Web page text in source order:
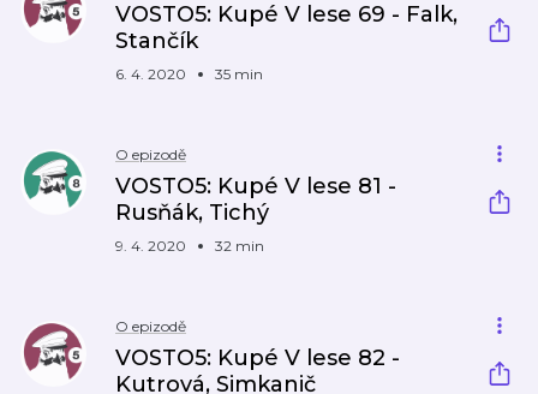
VOSTO5: Kupé V lese 69 - Falk,
Stančík
6. 4. 2020 35 min
O epizodě
VOSTO5: Kupé V lese 81 -
Rusňák, Tichý
9. 4. 2020 32 min
O epizodě
VOSTO5: Kupé V lese 82 -
Kutrová, Simkanič